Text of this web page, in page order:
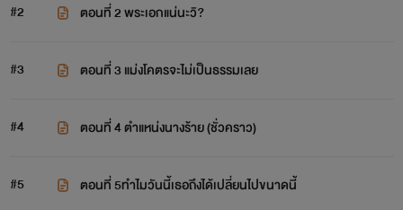
#2 ตอนที่ 2 พระเอกแน่นะวิ?
#3 ตอนที่ 3 แม่งโคตรจะไม่เป็นธรรมเลย
#4 ตอนที่ 4 ตำแหน่งนางร้าย (ชั่วคราว)
#5 ตอนที่ 5ทำไมวันนี้เธอถึงได้เปลี่ยนไปขนาดนี้